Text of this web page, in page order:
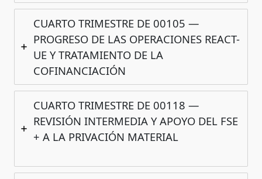
CUARTO TRIMESTRE DE 00105 —
PROGRESO DE LAS OPERACIONES REACT-
UE Y TRATAMIENTO DE LA
COFINANCIACIÓN
CUARTO TRIMESTRE DE 00118 —
REVISIÓN INTERMEDIA Y APOYO DEL FSE
+ A LA PRIVACIÓN MATERIAL